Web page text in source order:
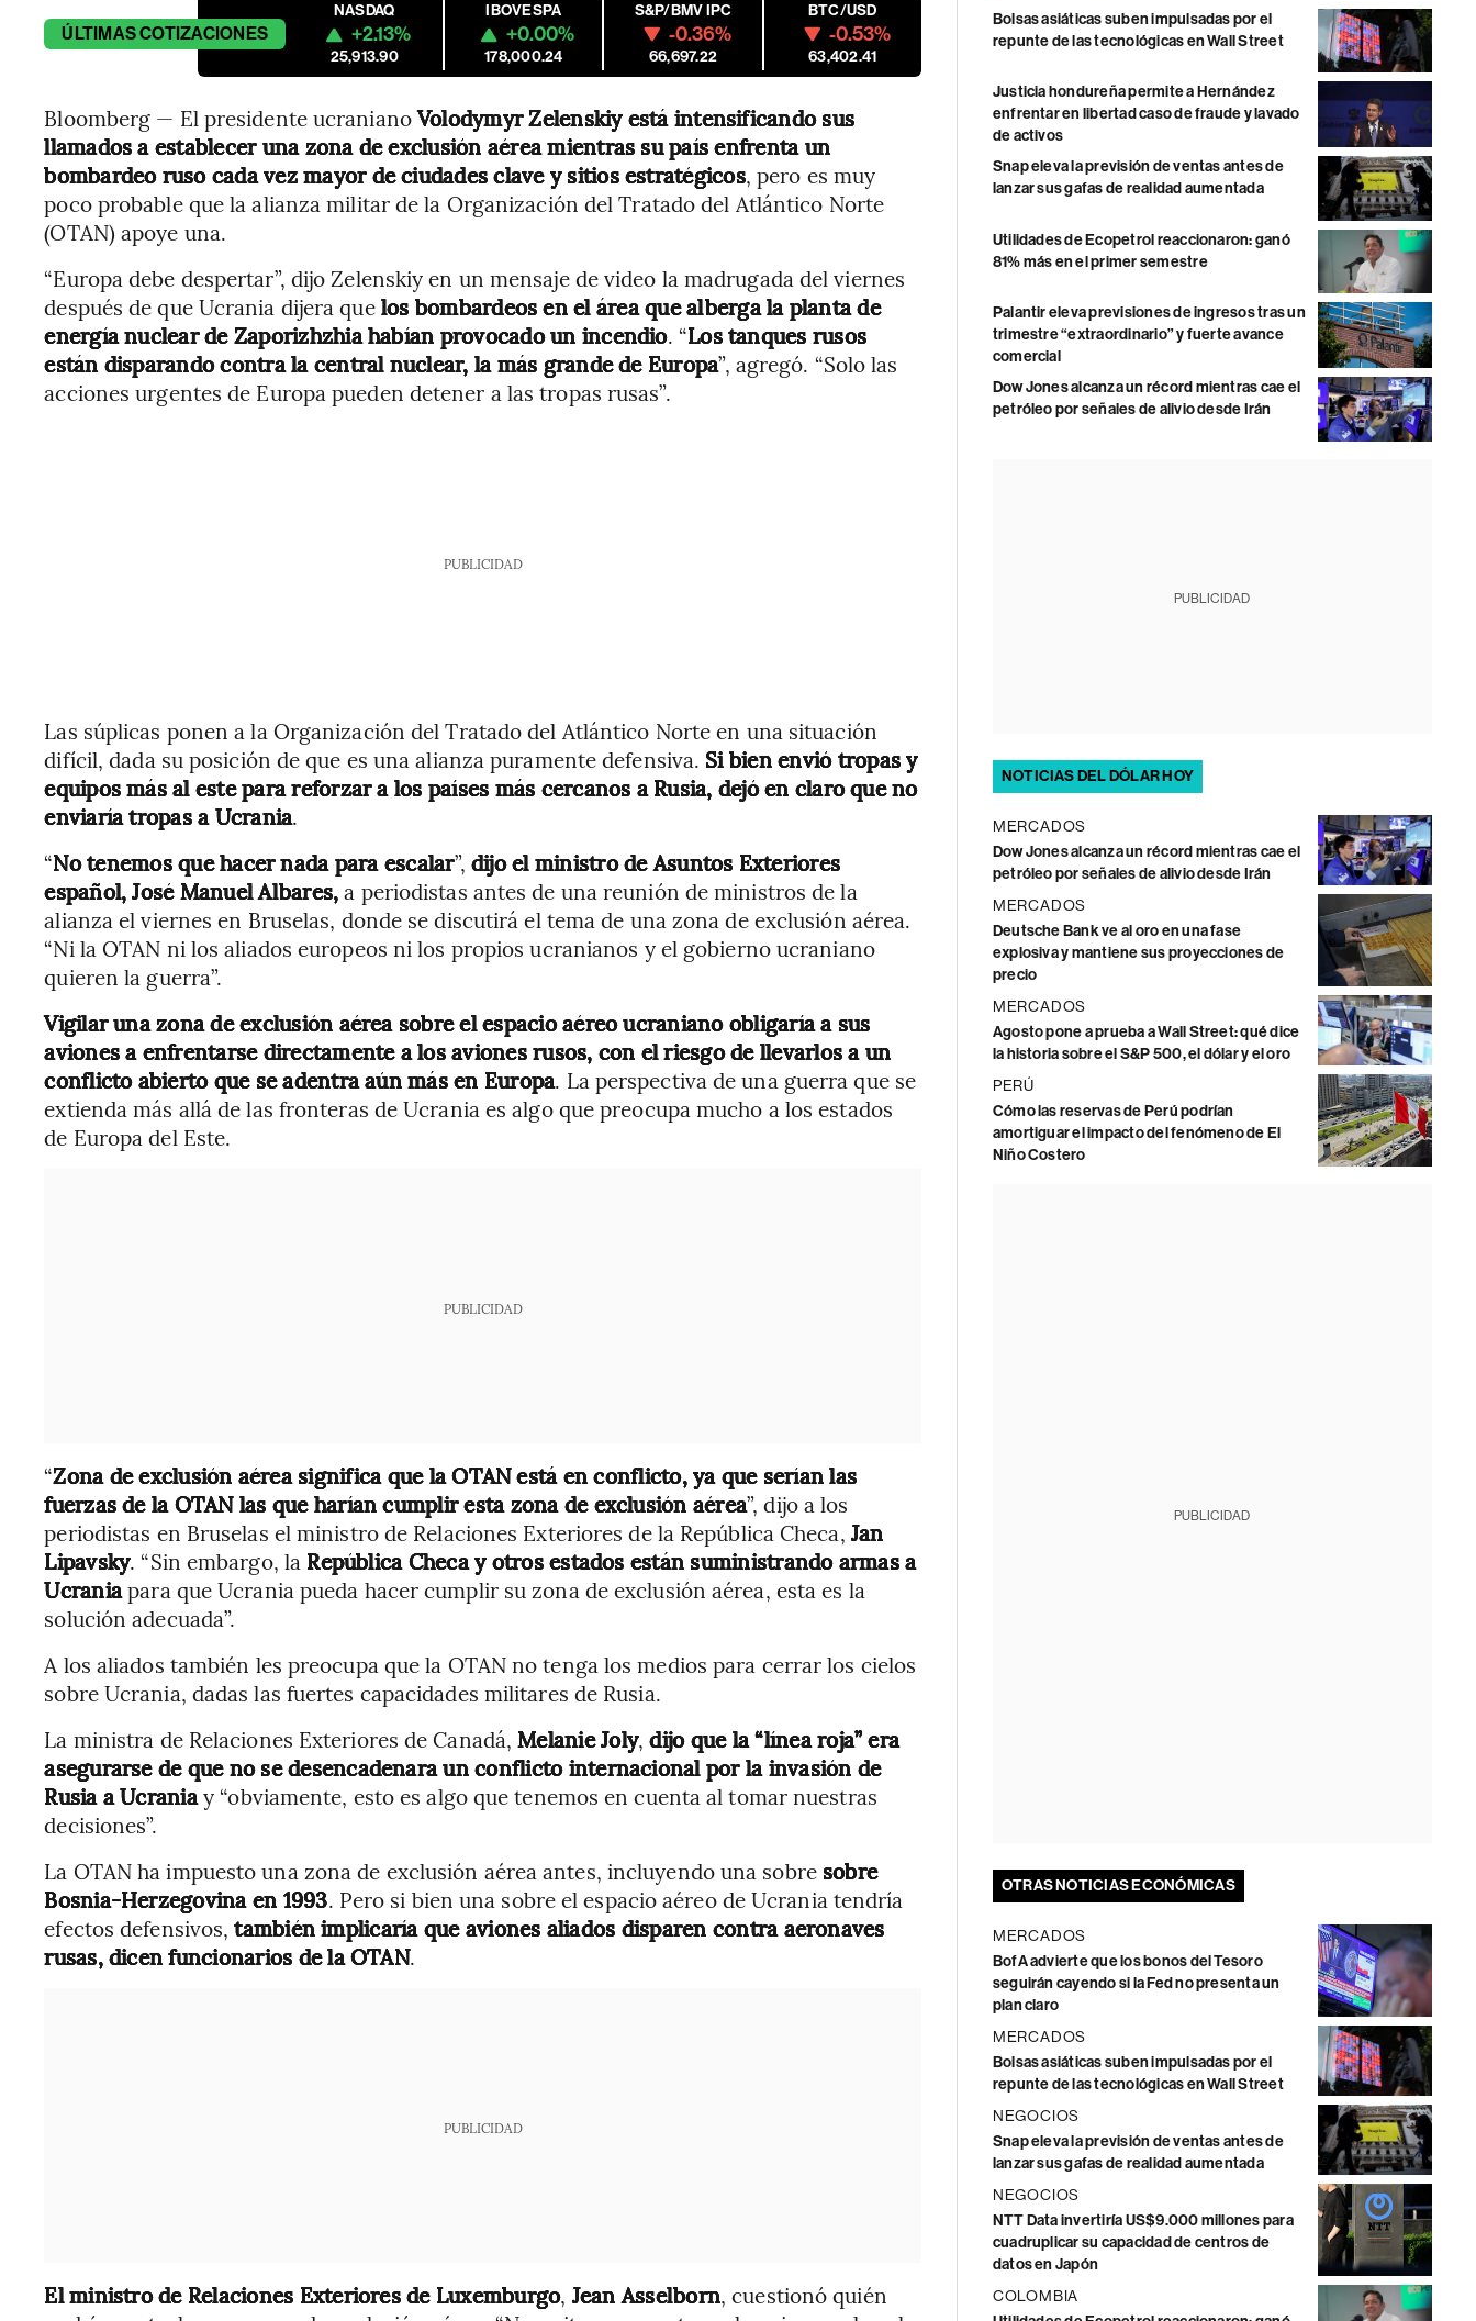
ÚLTIMASCOTIZACIONES
NASDAQ
+2.13%
25,913.90
IBOVESPA
+0.00%
178,000.24
S&P/BMV IPC
-0.36%
66,697.22
BTC/USD
-0.53%
63,402.41
Bloomberg — El presidente ucranianoVolodymyr Zelenskiy está intensificando sus
llamados a establecer una zona de exclusión aérea mientras su país enfrenta un
bombardeo ruso cada vez mayor de ciudades clave y sitios estratégicos, pero es muy
poco probable que la alianza militar de la Organización del Tratado del Atlántico Norte
(OTAN) apoye una.
“Europa debe despertar”, dijo Zelenskiy en un mensaje de video la madrugada del viernes
después de que Ucrania dijera quelos bombardeos en el área que alberga la planta de
energía nuclear de Zaporizhzhia habían provocado un incendio. “Los tanques rusos
están disparando contra la central nuclear, la más grande de Europa”, agregó. “Solo las
acciones urgentes de Europa pueden detener a las tropas rusas”.
PUBLICIDAD
Las súplicas ponen a la Organización del Tratado del Atlántico Norte en una situación
difícil, dada su posición de que es una alianza puramente defensiva. Si bien envió tropas y
equipos más al este para reforzar a los países más cercanos a Rusia, dejó en claro que no
enviaría tropas a Ucrania.
“No tenemos que hacer nada para escalar”, dijo el ministro de Asuntos Exteriores
español, José Manuel Albares,a periodistas antes de una reunión de ministros de la
alianza el viernes en Bruselas, donde se discutirá el tema de una zona de exclusión aérea.
“Ni la OTAN ni los aliados europeos ni los propios ucranianos y el gobierno ucraniano
quieren la guerra”.
Vigilar una zona de exclusión aérea sobre el espacio aéreo ucraniano obligaría a sus
aviones a enfrentarse directamente a los aviones rusos, con el riesgo de llevarlos a un
conflicto abierto que se adentra aún más en Europa. La perspectiva de una guerra que se
extienda más allá de las fronteras de Ucrania es algo que preocupa mucho a los estados
de Europa del Este.
PUBLICIDAD
“Zona de exclusión aérea significa que la OTAN está en conflicto, ya que serían las
fuerzas de la OTAN las que harían cumplir esta zona de exclusión aérea”, dijo a los
periodistas en Bruselas el ministro de Relaciones Exteriores de la República Checa, Jan
Lipavsky. “Sin embargo, la República Checa y otros estados están suministrando armas a
Ucraniapara que Ucrania pueda hacer cumplir su zona de exclusión aérea, esta es la
solución adecuada”.
A los aliados también les preocupa que la OTAN no tenga los medios para cerrar los cielos
sobre Ucrania, dadas las fuertes capacidades militares de Rusia.
La ministra de Relaciones Exteriores de Canadá, Melanie Joly, dijo que la “línea roja” era
asegurarse de que no se desencadenara un conflicto internacional por la invasión de
Rusia a Ucraniay “obviamente, esto es algo que tenemos en cuenta al tomar nuestras
decisiones”.
La OTAN ha impuesto una zona de exclusión aérea antes, incluyendo una sobre sobre
Bosnia-Herzegovina en 1993. Pero si bien una sobre el espacio aéreo de Ucrania tendría
efectos defensivos,también implicaría que aviones aliados disparen contra aeronaves
rusas, dicen funcionarios de la OTAN.
PUBLICIDAD
El ministro de Relaciones Exteriores de Luxemburgo, Jean Asselborn, cuestionó quién
Bolsas asiáticas suben impulsadas por el
repunte de las tecnológicas en Wall Street
Justicia hondureña permite a Hernández
enfrentar en libertad caso de fraude y lavado
de activos
Snap eleva la previsión de ventas antes de
lanzar sus gafas de realidad aumentada
Utilidades de Ecopetrol reaccionaron: ganó
81% más en el primer semestre
Palantir eleva previsiones de ingresos tras un
trimestre “extraordinario” y fuerte avance
comercial
Dow Jones alcanza un récord mientras cae el
petróleo por señales de alivio desde Irán
PUBLICIDAD
NOTICIAS DEL DÓLAR HOY
MERCADOS
Dow Jones alcanza un récord mientras cae el
petróleo por señales de alivio desde Irán
MERCADOS
Deutsche Bank ve al oro en una fase
explosiva y mantiene sus proyecciones de
precio
MERCADOS
Agosto pone a prueba a Wall Street: qué dice
la historia sobre el S&P 500, el dólar y el oro
PERÚ
Cómo las reservas de Perú podrían
amortiguar el impacto del fenómeno de El
Niño Costero
PUBLICIDAD
OTRAS NOTICIAS ECONÓMICAS
MERCADOS
BofA advierte que los bonos del Tesoro
seguirán cayendo si la Fed no presenta un
plan claro
MERCADOS
Bolsas asiáticas suben impulsadas por el
repunte de las tecnológicas en Wall Street
NEGOCIOS
Snap eleva la previsión de ventas antes de
lanzar sus gafas de realidad aumentada
NEGOCIOS
NTT Data invertiría US$9.000 millones para
cuadruplicar su capacidad de centros de
datos en Japón
COLOMBIA